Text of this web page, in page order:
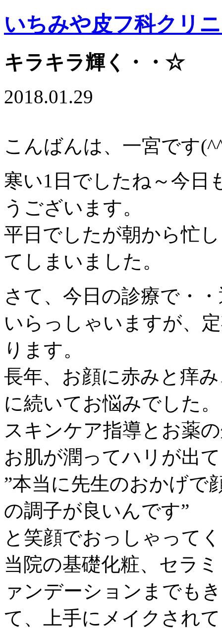
いちみや皮フ科クリ
キラキラ輝く・・☆
2018.01.29
こんばんは、一宮です
寒い1日でしたね～今日
うございます。
平日でしたが朝から忙
てしまいました。
さて、今日の診療で・
いらっしゃいますが、
ります。
長年、お顔に赤みと痒
に続いてお悩みでした。
スキンケア指導とお薬
お肌が潤ってハリが出
”本当に先生のおかげで
の調子が良いんです”
と笑顔でおっしゃって
当院の基礎化粧、セラ
ァンデーションまでも
て、上手にメイクされ